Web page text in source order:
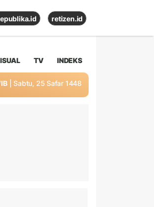
retizen.id
TV INDEKS
| Sabtu, 25 Safar 1448